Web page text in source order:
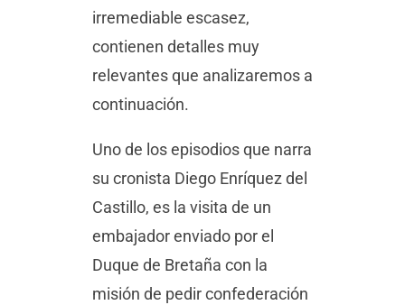
irremediable escasez,
contienen detalles muy
relevantes que analizaremos a
continuación.
Uno de los episodios que narra
su cronista Diego Enríquez del
Castillo, es la visita de un
embajador enviado por el
Duque de Bretaña con la
misión de pedir confederación